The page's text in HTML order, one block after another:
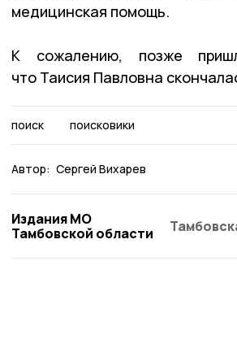
медицинская помощь.
К сожалению, позже
что Таисия Павловна
поиск поисковики
Автор: Сергей Вихарев
Издания МО
Тамбовской области